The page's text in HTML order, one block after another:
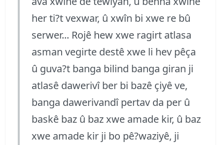
her ti?t vexwar, û xwîn bi xwe re bû
serwer... Rojê hew xwe ragirt atlasa
asman vegirte destê xwe li hev pêça
û guva?t banga bilind banga giran ji
atlasê dawerivî ber bi bazê çiyê ve,
banga dawerivandî pertav da per û
baskê baz û baz xwe amade kir, û baz
xwe amade kir ji bo pê?waziyê, ji